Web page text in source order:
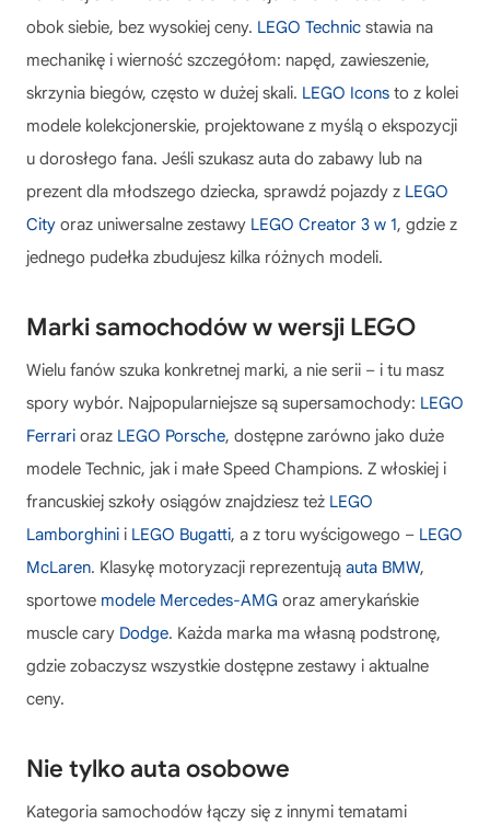
obok siebie, bez wysokiej ceny. LEGO Technic stawia na
mechanikę i wierność szczegółom: napęd, zawieszenie,
skrzynia biegów, często w dużej skali. LEGO Icons to z kolei
modele kolekcjonerskie, projektowane z myślą o ekspozycji
u dorosłego fana. Jeśli szukasz auta do zabawy lub na
prezent dla młodszego dziecka, sprawdź pojazdy z LEGO
City oraz uniwersalne zestawy LEGO Creator 3 w 1, gdzie z
jednego pudełka zbudujesz kilka różnych modeli.
Marki samochodów w wersji LEGO
Wielu fanów szuka konkretnej marki, a nie serii – i tu masz
spory wybór. Najpopularniejsze są supersamochody: LEGO
Ferrari oraz LEGO Porsche, dostępne zarówno jako duże
modele Technic, jak i małe Speed Champions. Z włoskiej i
francuskiej szkoły osiągów znajdziesz też LEGO
Lamborghini i LEGO Bugatti, a z toru wyścigowego – LEGO
McLaren. Klasykę motoryzacji reprezentują auta BMW,
sportowe modele Mercedes-AMG oraz amerykańskie
muscle cary Dodge. Każda marka ma własną podstronę,
gdzie zobaczysz wszystkie dostępne zestawy i aktualne
ceny.
Nie tylko auta osobowe
Kategoria samochodów łączy się z innymi tematami